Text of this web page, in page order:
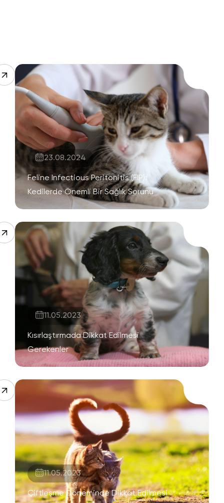
23.08.2024
Feline Infectious Peritonitis (FIP):
Kedilerde Önemli Bir Sağlık Sorunu
11.05.2023
Kısırlaştırmada Dikkat Edilmesi
Gerekenler
11.05.2023
Çiftleşme Döneminde Dikkat Edilmesi